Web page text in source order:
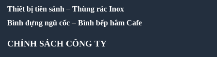
Thiết bị tiền sảnh – Thùng rác Inox
Bình đựng ngũ cốc – Bình bếp hâm Cafe
CHÍNH SÁCH CÔNG TY